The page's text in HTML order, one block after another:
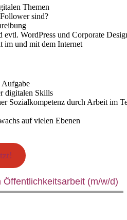
Themen
sind?
evtl. WordPress und Corporate
im und mit dem Internet
Aufgabe
digitalen Skills
Sozialkompetenz durch Arbeit im
auf vielen Ebenen
Öffentlichkeitsarbeit (m/w/d)